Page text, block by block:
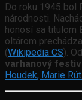
Do roku 1945 bol
národnosti.
honosí sa titulom
oltárom
(Wikipedia CS).
varhanový
Houdek, Marie